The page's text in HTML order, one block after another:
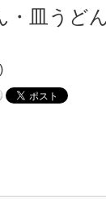
・皿うど